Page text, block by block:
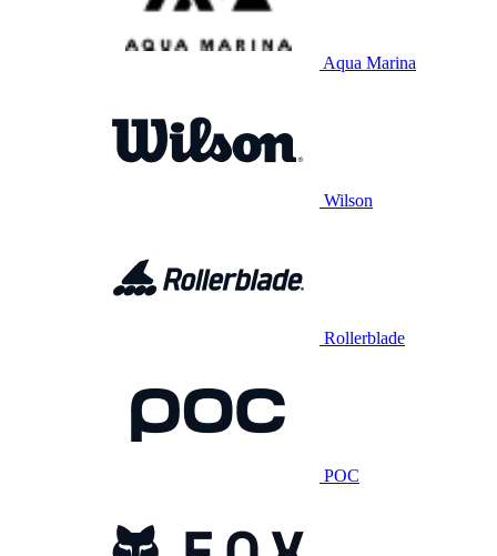
Aqua Marina
Wilson
Rollerblade
POC